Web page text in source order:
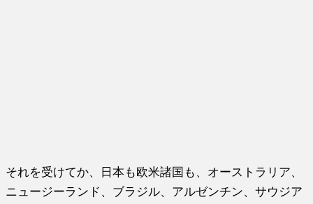
それを受けてか、日本も欧米諸国も、オーストラリア、
ニュージーランド、ブラジル、アルゼンチン、サウジア